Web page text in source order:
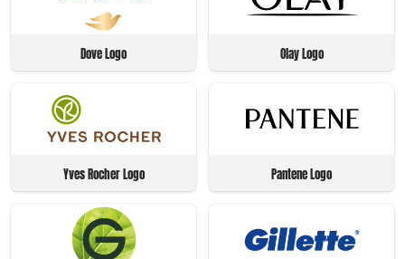
Dove Logo Olay Logo
Yves Rocher Logo Pantene Logo